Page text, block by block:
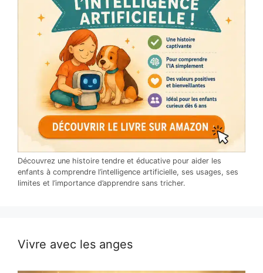
Découvrez une histoire tendre et éducative pour aider les
enfants à comprendre l’intelligence artificielle, ses usages, ses
limites et l’importance d’apprendre sans tricher.
Vivre avec les anges